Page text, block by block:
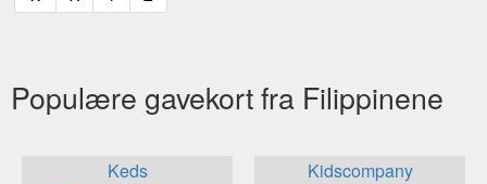
Populære gavekort fra Filippinene
Keds Kidscompany